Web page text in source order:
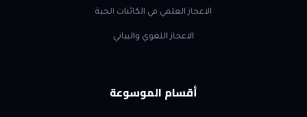
الاعجاز العلمي في الكائنات الحية
الاعجاز اللغوي والبياني
أقسام الموسوعة